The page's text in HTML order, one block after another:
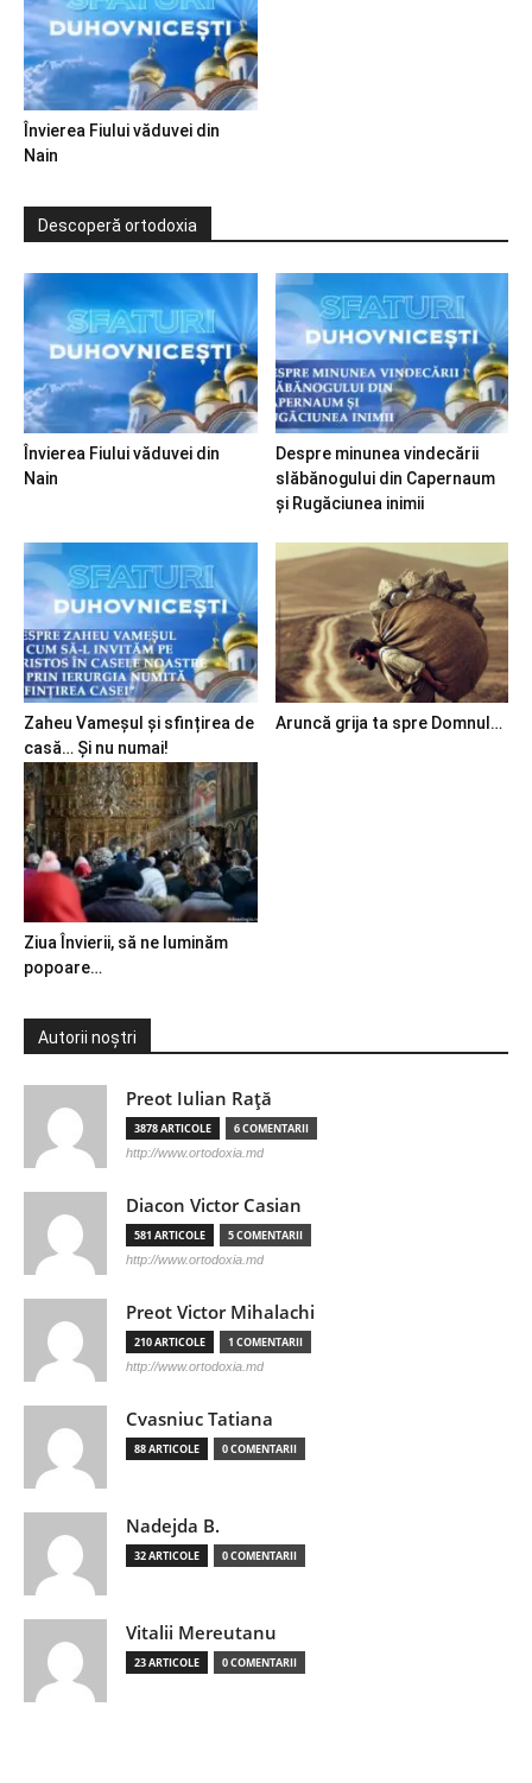
Învierea Fiului văduvei din
Nain
Descoperă ortodoxia
Învierea Fiului văduvei din
Nain
Despre minunea vindecării
slăbănogului din Capernaum
și Rugăciunea inimii
Zaheu Vameșul și sfințirea de
casă… Și nu numai!
Aruncă grija ta spre Domnul…
Ziua Învierii, să ne luminăm
popoare…
Autorii noștri
Preot Iulian Raţă
3878 ARTICOLE 6 COMENTARII
http://www.ortodoxia.md
Diacon Victor Casian
581 ARTICOLE 5 COMENTARII
http://www.ortodoxia.md
Preot Victor Mihalachi
210 ARTICOLE 1 COMENTARII
http://www.ortodoxia.md
Cvasniuc Tatiana
88 ARTICOLE 0 COMENTARII
Nadejda B.
32 ARTICOLE 0 COMENTARII
Vitalii Mereutanu
23 ARTICOLE 0 COMENTARII